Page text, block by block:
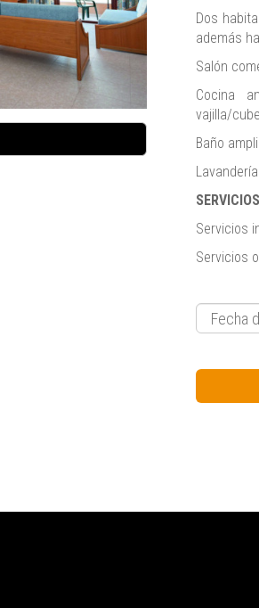
Dos
además
Salón
Cocina
vajilla/
Baño
SERVICIOS
Servicios
Servicios